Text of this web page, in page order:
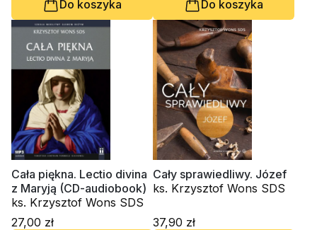
Do koszyka
Do koszyka
Cała piękna. Lectio divina
z Maryją (CD-audiobook)
ks. Krzysztof Wons SDS
27,00 zł
Cały sprawiedliwy. Józef
ks. Krzysztof Wons SDS
37,90 zł